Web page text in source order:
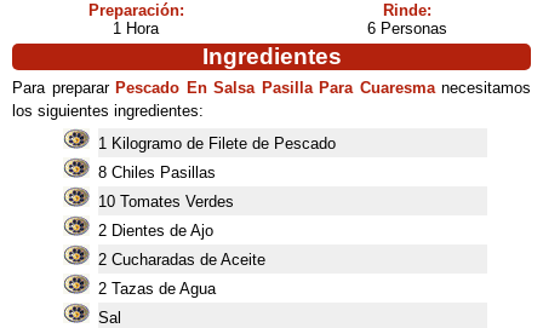
Preparación:
1 Hora
Rinde:
6 Personas
Ingredientes
Para preparar Pescado En Salsa Pasilla Para Cuaresmanecesitamos
los siguientes ingredientes:
1 Kilogramo de Filete de Pescado
8 Chiles Pasillas
10 Tomates Verdes
2 Dientes de Ajo
2 Cucharadas de Aceite
2 Tazas de Agua
Sal